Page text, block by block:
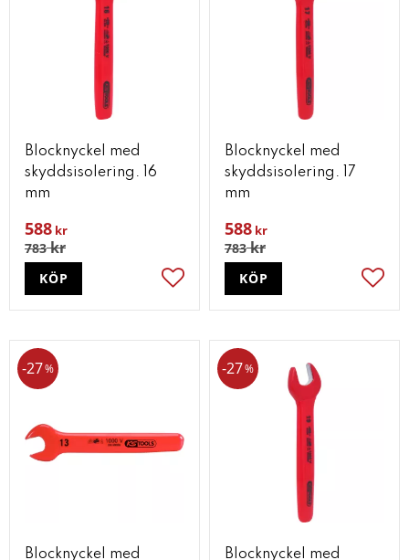
Blocknyckel med
skyddsisolering. 16
mm
588 kr
783kr
Lägg till i favoriter
KÖP
Blocknyckel med
skyddsisolering. 17
mm
588 kr
783kr
KÖP
Blocknyckel med
27%
Blocknyckel med
27%